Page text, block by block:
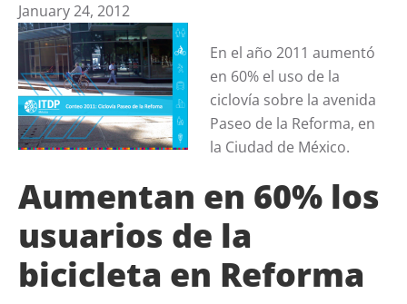
January 24, 2012
En el año 2011 aumentó
en 60% el uso de la
ciclovía sobre la avenida
Paseo de la Reforma, en
la Ciudad de México.
Aumentan en 60% los
usuarios de la
bicicleta en Reforma